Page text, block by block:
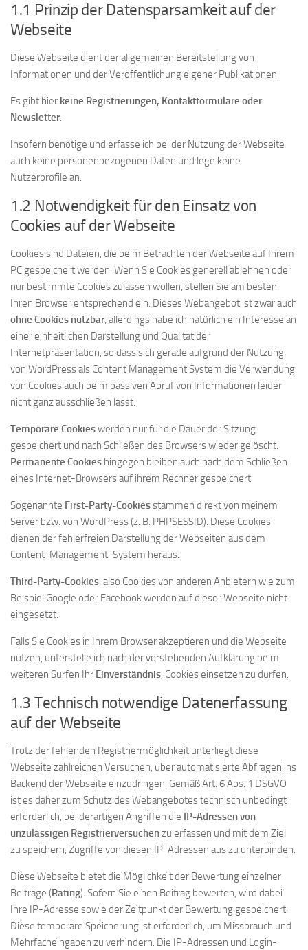
1.1 Prinzip der Datensparsamkeit auf der
Webseite
Diese Webseite dient der allgemeinen Bereitstellung von
Informationen und der Veröffentlichung eigener Publikationen.
Es gibt hier keine Registrierungen, Kontaktformulare oder
Newsletter.
Insofern benötige und erfasse ich bei der Nutzung der Webseite
auch keine personenbezogenen Daten und lege keine
Nutzerprofile an.
1.2 Notwendigkeit für den Einsatz von
Cookies auf der Webseite
Cookies sind Dateien, die beim Betrachten der Webseite auf Ihrem
PC gespeichert werden. Wenn Sie Cookies generell ablehnen oder
nur bestimmte Cookies zulassen wollen, stellen Sie am besten
Ihren Browser entsprechend ein. Dieses Webangebot ist zwar auch
ohne Cookies nutzbar, allerdings habe ich natürlich ein Interesse an
einer einheitlichen Darstellung und Qualität der
Internetpräsentation, so dass sich gerade aufgrund der Nutzung
von WordPress als Content Management System die Verwendung
von Cookies auch beim passiven Abruf von Informationen leider
nicht ganz ausschließen lässt.
Temporäre Cookieswerden nur für die Dauer der Sitzung
gespeichert und nach Schließen des Browsers wieder gelöscht.
Permanente Cookies hingegen bleiben auch nach dem Schließen
eines Internet-Browsers auf ihrem Rechner gespeichert.
Sogenannte First-Party-Cookiesstammen direkt von meinem
Server bzw. von WordPress (z. B. PHPSESSID). Diese Cookies
dienen der fehlerfreien Darstellung der Webseiten aus dem
Content-Management-System heraus.
Third-Party-Cookies, also Cookies von anderen Anbietern wie zum
Beispiel Google oder Facebook werden auf dieser Webseite nicht
eingesetzt.
Falls Sie Cookies in Ihrem Browser akzeptieren und die Webseite
nutzen, unterstelle ich nach der vorstehenden Aufklärung beim
weiteren Surfen Ihr Einverständnis, Cookies einsetzen zu dürfen.
1.3 Technisch notwendige Datenerfassung
auf der Webseite
Trotz der fehlenden Registriermöglichkeit unterliegt diese
Webseite zahlreichen Versuchen, über automatisierte Abfragen ins
Backend der Webseite einzudringen. Gemäß Art. 6 Abs. 1 DSGVO
ist es daher zum Schutz des Webangebotes technisch unbedingt
erforderlich, bei derartigen Angriffen die IP-Adressen von
unzulässigen Registrierversuchenzu erfassen und mit dem Ziel
zu speichern, Zugriffe von diesen IP-Adressen aus zu unterbinden.
Diese Webseite bietet die Möglichkeit der Bewertung einzelner
Beiträge (Rating). Sofern Sie einen Beitrag bewerten, wird dabei
Ihre IP-Adresse sowie der Zeitpunkt der Bewertung gespeichert.
Diese temporäre Speicherung ist erforderlich, um Missbrauch und
Mehrfacheingaben zu verhindern. Die IP-Adressen und Login-